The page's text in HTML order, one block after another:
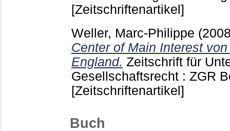
[Zeitschriftenartikel]
Weller, Marc-Philippe
Center of Main Interest
England. Zeitschrift für
Gesellschaftsrecht : ZGR
[Zeitschriftenartikel]
Buch